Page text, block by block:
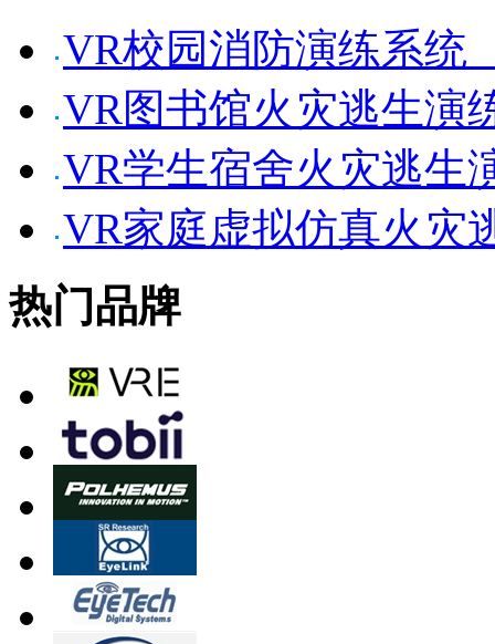
VR校园消防演练系统
VR图书馆火灾逃生演
VR学生宿舍火灾逃生
VR家庭虚拟仿真火灾
热门品牌